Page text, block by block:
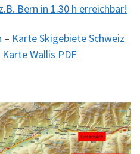
Bern in 1.30 h erreichbar!
– Karte Skigebiete Schweiz
Karte Wallis PDF